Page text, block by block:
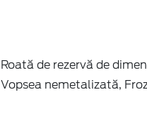
Roată de rezervă de
Vopsea nemetalizată,